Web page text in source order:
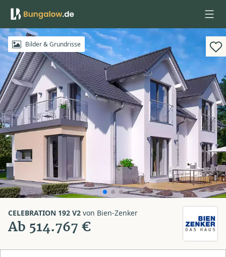
Anmelden
Bilder & Grundrisse
CELEBRATION 192 V2 von Bien-Zenker
Ab 514.767 €